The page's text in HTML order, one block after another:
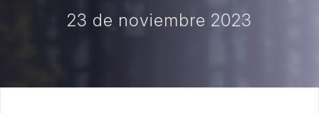
23 de noviembre 2023